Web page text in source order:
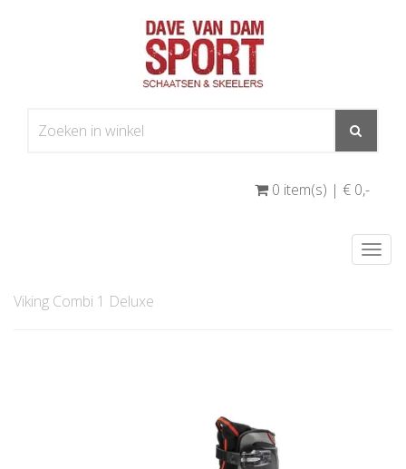
0 item(s) | € 0,-
Viking Combi 1 Deluxe